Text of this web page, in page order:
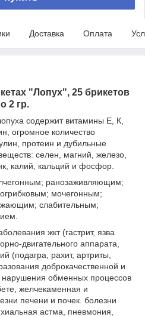
Доставка Оплата
"Лопух", 25 брикетов
2 гр.
содержит витамины Е, К,
огромное количество
протеин и дубильные
селен, магний, железо,
калий, кальций и фосфор.
ранозаживляющим;
мочегонным;
слабительным;
жкт (гастрит, язва
двигательного аппарата,
(подагра, рахит, артриты,
доброкачественной и
нарушения обменных процессов
желчекаменная и
печени и почек. болезни
астма, пневмония,